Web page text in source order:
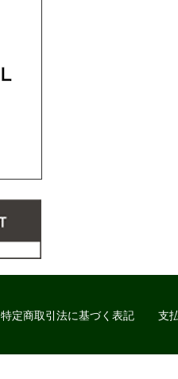
特定商取引法に基づく表記 支